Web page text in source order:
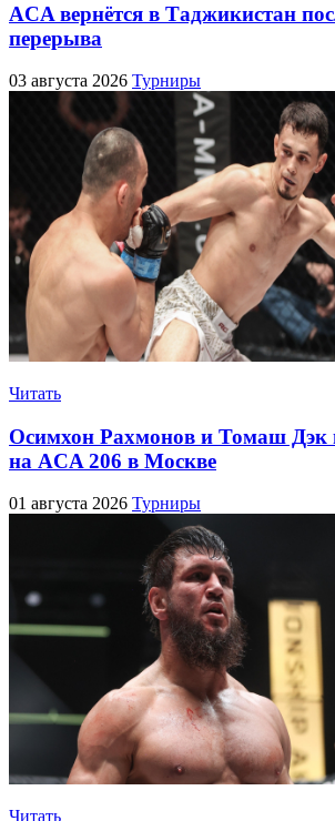
ACA вернётся в Таджикистан
перерыва
03 августа 2026 Турниры
Читать
Осимхон Рахмонов и Томаш Дэк
на ACA 206 в Москве
01 августа 2026 Турниры
Читать